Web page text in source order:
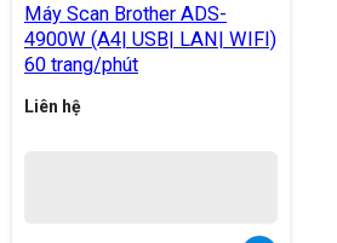
Máy Scan Brother ADS-
4900W (A4| USB| LAN| WIFI)
60 trang/phút
Liên hệ